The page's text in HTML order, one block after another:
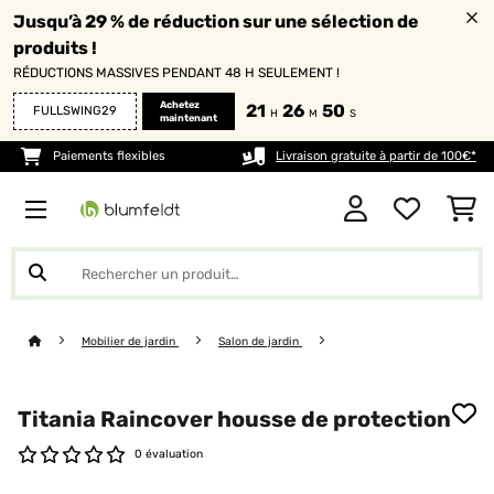
Jusqu’à 29 % de réduction sur une sélection de
produits !
RÉDUCTIONS MASSIVES PENDANT 48 H SEULEMENT !
FULLSWING29
Achetez
maintenant
21 H 26 M 48 S
Paiements flexibles Livraison gratuite à partir de 100€*
Mobilier de jardin Salon de jardin
Titania Raincover housse de protection
0 évaluation